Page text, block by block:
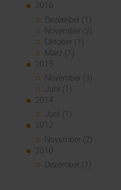
2016
Dezember (1)
November (2)
Oktober (1)
März (1)
2015
November (3)
Juni (1)
2014
Juni (1)
2012
November (2)
2010
Dezember (1)